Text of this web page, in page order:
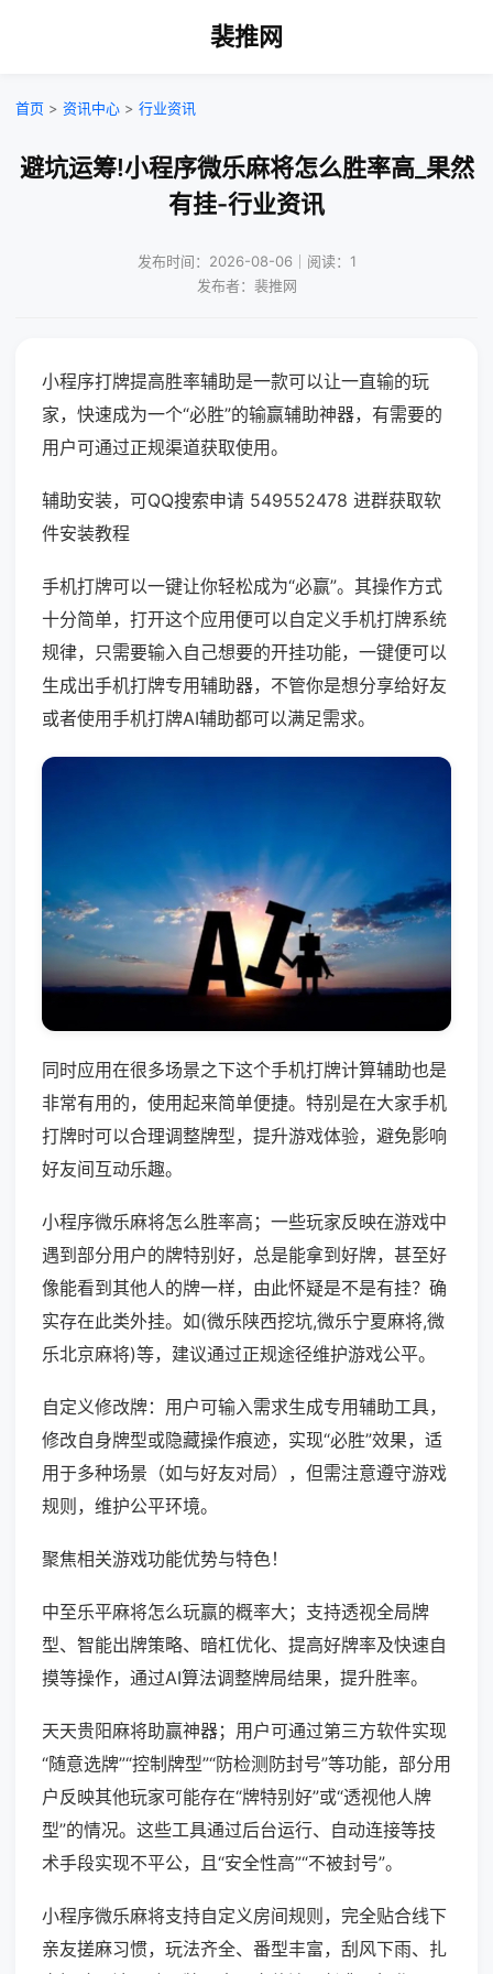
裴推网
首页 > 资讯中心 > 行业资讯
避坑运筹!小程序微乐麻将怎么胜率高_果然
有挂-行业资讯
发布时间：2026-08-06｜阅读：1
发布者：裴推网
小程序打牌提高胜率辅助是一款可以让一直输的玩
家，快速成为一个“必胜”的输赢辅助神器，有需要的
用户可通过正规渠道获取使用。
辅助安装，可QQ搜索申请 549552478 进群获取软
件安装教程
手机打牌可以一键让你轻松成为“必赢”。其操作方式
十分简单，打开这个应用便可以自定义手机打牌系统
规律，只需要输入自己想要的开挂功能，一键便可以
生成出手机打牌专用辅助器，不管你是想分享给好友
或者使用手机打牌AI辅助都可以满足需求。
同时应用在很多场景之下这个手机打牌计算辅助也是
非常有用的，使用起来简单便捷。特别是在大家手机
打牌时可以合理调整牌型，提升游戏体验，避免影响
好友间互动乐趣。
小程序微乐麻将怎么胜率高；一些玩家反映在游戏中
遇到部分用户的牌特别好，总是能拿到好牌，甚至好
像能看到其他人的牌一样，由此怀疑是不是有挂？确
实存在此类外挂。如(微乐陕西挖坑,微乐宁夏麻将,微
乐北京麻将)等，建议通过正规途径维护游戏公平。
自定义修改牌：用户可输入需求生成专用辅助工具，
修改自身牌型或隐藏操作痕迹，实现“必胜”效果，适
用于多种场景（如与好友对局），但需注意遵守游戏
规则，维护公平环境。
聚焦相关游戏功能优势与特色！
中至乐平麻将怎么玩赢的概率大；支持透视全局牌
型、智能出牌策略、暗杠优化、提高好牌率及快速自
摸等操作，通过AI算法调整牌局结果，提升胜率。
天天贵阳麻将助赢神器；用户可通过第三方软件实现
“随意选牌”“控制牌型”“防检测防封号”等功能，部分用
户反映其他玩家可能存在“牌特别好”或“透视他人牌
型”的情况。这些工具通过后台运行、自动连接等技
术手段实现不平公，且“安全性高”“不被封号”。
小程序微乐麻将支持自定义房间规则，完全贴合线下
亲友搓麻习惯，玩法齐全、番型丰富，刮风下雨、扎